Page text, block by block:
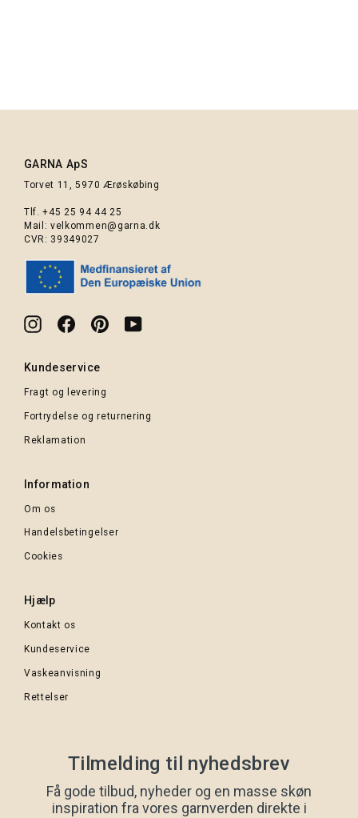
GARNA ApS
Torvet 11, 5970 Ærøskøbing
Tlf.+45 25 94 44 25
Mail:velkommen@garna.dk
CVR: 39349027
InstagramFacebookPinterestYouTube
Kundeservice
Fragt og levering
Fortrydelse og returnering
Reklamation
Information
Om os
Handelsbetingelser
Cookies
Hjælp
Kontakt os
Kundeservice
Vaskeanvisning
Rettelser
Tilmelding til nyhedsbrev
Få gode tilbud, nyheder og en masse skøn
inspiration fra vores garnverden direkte i